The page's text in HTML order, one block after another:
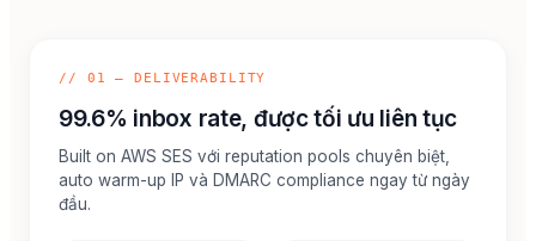
// 01 — DELIVERABILITY
99.6% inbox rate, được tối ưu liên tục
Built on AWS SES với reputation pools chuyên biệt,
auto warm-up IP và DMARC compliance ngay từ ngày
đầu.